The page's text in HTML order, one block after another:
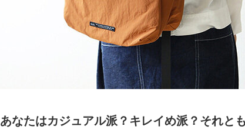
あなたはカジュアル派？キレイめ派？それと